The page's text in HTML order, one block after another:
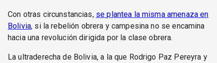
Con otras circunstancias, se plantea la misma amenaza en
Bolivia, si la rebelión obrera y campesina no se encamina
hacia una revolución dirigida por la clase obrera.
La ultraderecha de Bolivia, a la que Rodrigo Paz Pereyra y